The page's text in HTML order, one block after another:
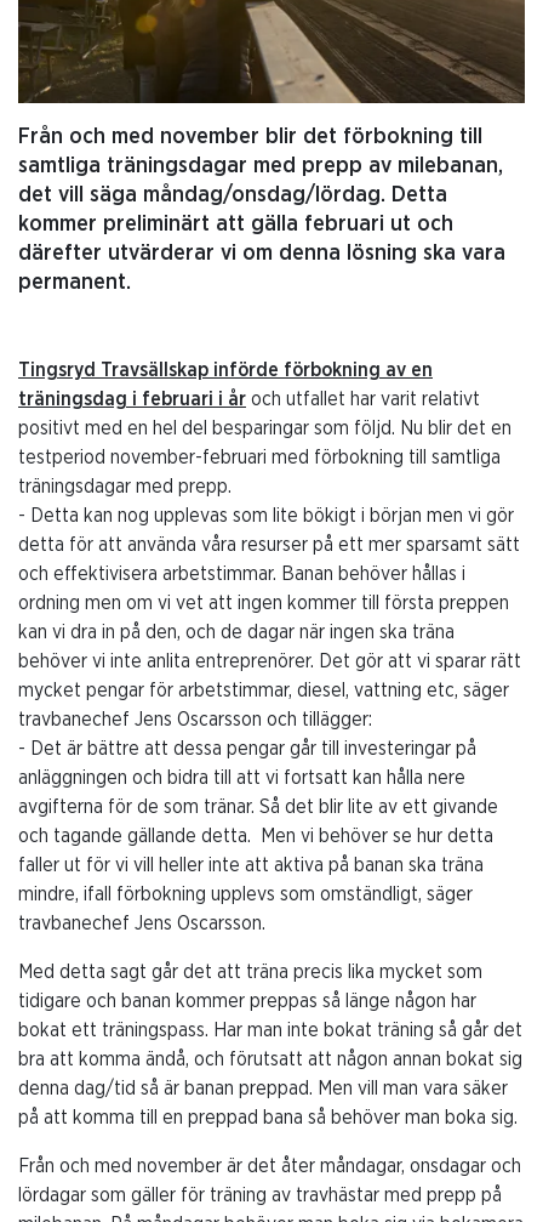
Från och med november blir det förbokning till
samtliga träningsdagar med prepp av milebanan,
det vill säga måndag/onsdag/lördag. Detta
kommer preliminärt att gälla februari ut och
därefter utvärderar vi om denna lösning ska vara
permanent.
Tingsryd Travsällskap införde förbokning av en
träningsdag i februari i år och utfallet har varit relativt
positivt med en hel del besparingar som följd. Nu blir det en
testperiod november-februari med förbokning till samtliga
träningsdagar med prepp.
- Detta kan nog upplevas som lite bökigt i början men vi gör
detta för att använda våra resurser på ett mer sparsamt sätt
och effektivisera arbetstimmar. Banan behöver hållas i
ordning men om vi vet att ingen kommer till första preppen
kan vi dra in på den, och de dagar när ingen ska träna
behöver vi inte anlita entreprenörer. Det gör att vi sparar rätt
mycket pengar för arbetstimmar, diesel, vattning etc, säger
travbanechef Jens Oscarsson och tillägger:
- Det är bättre att dessa pengar går till investeringar på
anläggningen och bidra till att vi fortsatt kan hålla nere
avgifterna för de som tränar. Så det blir lite av ett givande
och tagande gällande detta. Men vi behöver se hur detta
faller ut för vi vill heller inte att aktiva på banan ska träna
mindre, ifall förbokning upplevs som omständligt, säger
travbanechef Jens Oscarsson.
Med detta sagt går det att träna precis lika mycket som
tidigare och banan kommer preppas så länge någon har
bokat ett träningspass. Har man inte bokat träning så går det
bra att komma ändå, och förutsatt att någon annan bokat sig
denna dag/tid så är banan preppad. Men vill man vara säker
på att komma till en preppad bana så behöver man boka sig.
Från och med november är det åter måndagar, onsdagar och
lördagar som gäller för träning av travhästar med prepp på